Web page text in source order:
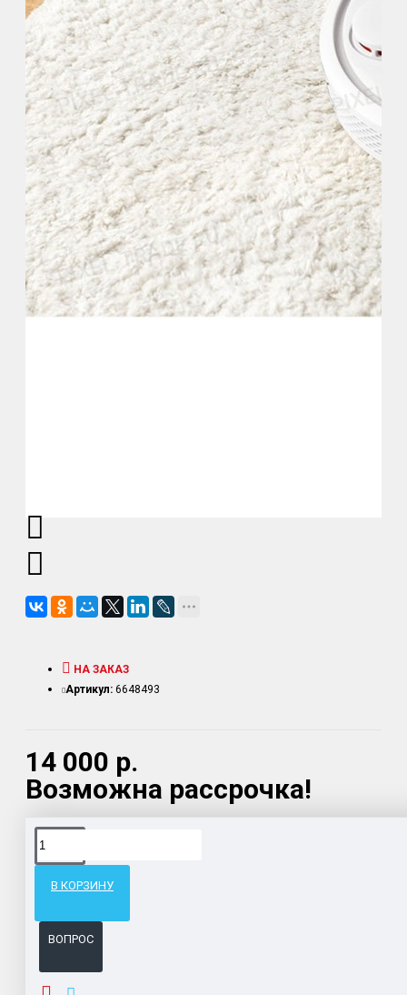
14 000 р.
Возможна рассрочка!
НА ЗАКАЗ
Артикул: 6648493
В КОРЗИНУ
ВОПРОС
Доставка товара по всему Таможенному союзу.
ОПИСАНИЕ